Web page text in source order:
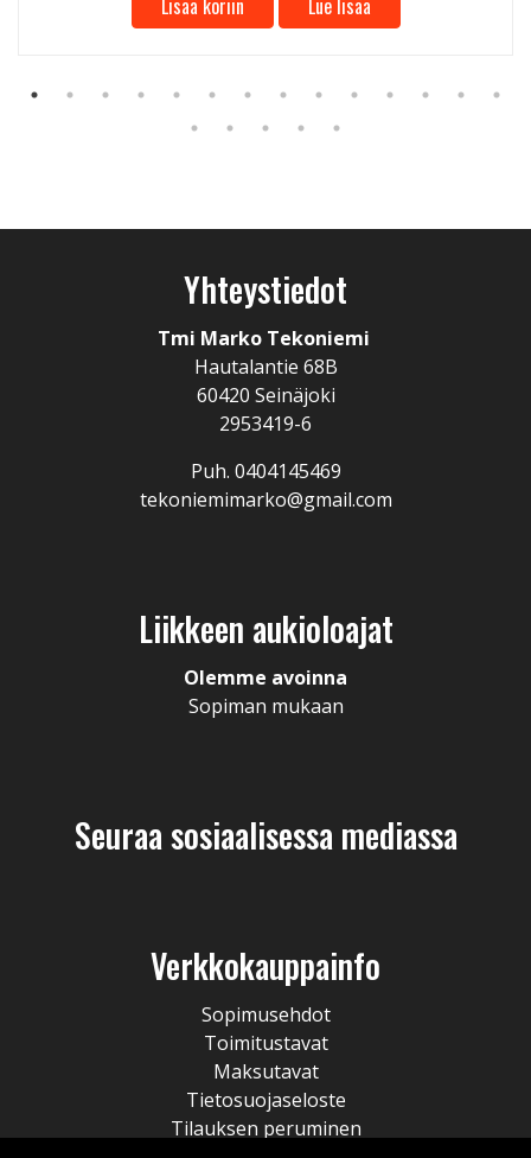
Lisää koriin Lue lisää
Yhteystiedot
Tmi Marko Tekoniemi
Hautalantie 68B
60420 Seinäjoki
2953419-6
Puh. 0404145469
tekoniemimarko@gmail.com
Liikkeen aukioloajat
Olemme avoinna
Sopiman mukaan
Seuraa sosiaalisessa mediassa
Verkkokauppainfo
Sopimusehdot
Toimitustavat
Maksutavat
Tietosuojaseloste
Tilauksen peruminen